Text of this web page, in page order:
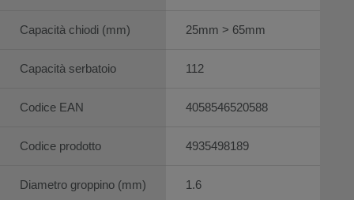
Capacità chiodi (mm)
Capacità serbatoio
Codice EAN
Codice prodotto
Diametro groppino (mm)
25mm > 65mm
112
4058546520588
4935498189
1.6